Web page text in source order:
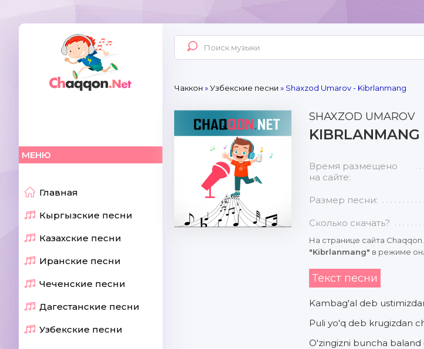
МЕНЮ
Главная
Кыргызские песни
Казахские песни
Иранские песни
Чеченские песни
Дагестанские песни
Узбекские песни
Чаккон »Узбекские песни » Shaxzod Umarov - Kibrlanmang
SHAXZOD UMAROV
KIBRLANMANG
Время размещено
на сайте:
Размер песни:
Сколько скачать?
На странице сайта
"Kibrlanmang" в режиме
Текст песни
Kambag'al deb
Puli yo'q deb krugizdan
O'zingizni buncha